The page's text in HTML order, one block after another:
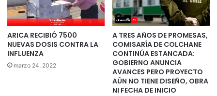
ARICA RECIBIÓ 7500
NUEVAS DOSIS CONTRA LA
INFLUENZA
marzo 24, 2022
A TRES AÑOS DE PROMESAS,
COMISARÍA DE COLCHANE
CONTINÚA ESTANCADA:
GOBIERNO ANUNCIA
AVANCES PERO PROYECTO
AÚN NO TIENE DISEÑO, OBRA
NI FECHA DE INICIO